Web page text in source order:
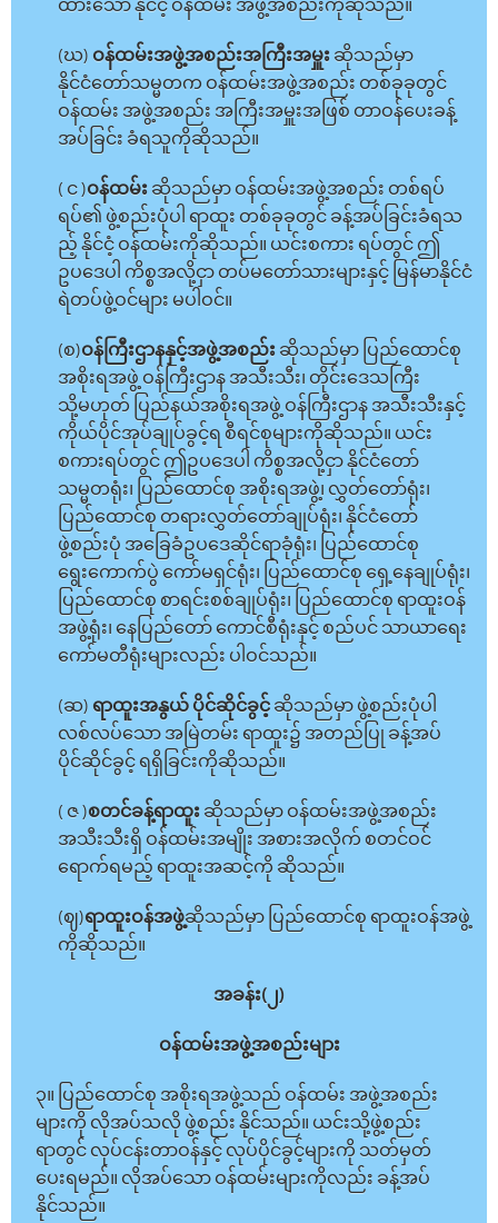
ထားသော နိုင်ငံ့ ဝန်ထမ်း အဖွဲ့အစည်းကိုဆိုသည်။
(ဃ) ဝန်ထမ်းအဖွဲ့အစည်းအကြီးအမှူး ဆိုသည်မှာ
နိုင်ငံတော်သမ္မတက ဝန်ထမ်းအဖွဲ့အစည်း တစ်ခုခုတွင်
ဝန်ထမ်း အဖွဲ့အစည်း အကြီးအမှူးအဖြစ် တာဝန်ပေးခန့်
အပ်ခြင်း ခံရသူကိုဆိုသည်။
( င )ဝန်ထမ်း ဆိုသည်မှာ ဝန်ထမ်းအဖွဲ့အစည်း တစ်ရပ်
ရပ်၏ ဖွဲ့စည်းပုံပါ ရာထူး တစ်ခုခုတွင် ခန့်အပ်ခြင်းခံရသ
ည့် နိုင်ငံ့ ဝန်ထမ်းကိုဆိုသည်။ ယင်းစကား ရပ်တွင် ဤ
ဥပဒေပါ ကိစ္စအလို့ငှာ တပ်မတော်သားများနှင့် မြန်မာနိုင်ငံ
ရဲတပ်ဖွဲ့ဝင်များ မပါဝင်။
(စ)ဝန်ကြီးဌာနနှင့်အဖွဲ့အစည်း ဆိုသည်မှာ ပြည်ထောင်စု
အစိုးရအဖွဲ့ ဝန်ကြီးဌာန အသီးသီး၊ တိုင်းဒေသကြီး
သို့မဟုတ် ပြည်နယ်အစိုးရအဖွဲ့ ဝန်ကြီးဌာန အသီးသီးနှင့်
ကိုယ်ပိုင်အုပ်ချုပ်ခွင့်ရ စီရင်စုများကိုဆိုသည်။ ယင်း
စကားရပ်တွင် ဤဥပဒေပါ ကိစ္စအလို့ငှာ နိုင်ငံတော်
သမ္မတရုံး၊ ပြည်ထောင်စု အစိုးရအဖွဲ့၊ လွှတ်တော်ရုံး၊
ပြည်ထောင်စု တရားလွှတ်တော်ချုပ်ရုံး၊ နိုင်ငံတော်
ဖွဲ့စည်းပုံ အခြေခံဥပဒေဆိုင်ရာခုံရုံး၊ ပြည်ထောင်စု
ရွေးကောက်ပွဲ ကော်မရှင်ရုံး၊ ပြည်ထောင်စု ရှေ့နေချုပ်ရုံး၊
ပြည်ထောင်စု စာရင်းစစ်ချုပ်ရုံး၊ ပြည်ထောင်စု ရာထူးဝန်
အဖွဲ့ရုံး၊ နေပြည်တော် ကောင်စီရုံးနှင့် စည်ပင် သာယာရေး
ကော်မတီရုံးများလည်း ပါဝင်သည်။
(ဆ) ရာထူးအနွယ် ပိုင်ဆိုင်ခွင့် ဆိုသည်မှာ ဖွဲ့စည်းပုံပါ
လစ်လပ်သော အမြဲတမ်း ရာထူး၌ အတည်ပြု ခန့်အပ်
ပိုင်ဆိုင်ခွင့် ရရှိခြင်းကိုဆိုသည်။
( ဇ )စတင်ခန့်ရာထူး ဆိုသည်မှာ ဝန်ထမ်းအဖွဲ့အစည်း
အသီးသီးရှိ ဝန်ထမ်းအမျိုး အစားအလိုက် စတင်ဝင်
ရောက်ရမည့် ရာထူးအဆင့်ကို ဆိုသည်။
(ဈ)ရာထူးဝန်အဖွဲ့ဆိုသည်မှာ ပြည်ထောင်စု ရာထူးဝန်အဖွဲ့
ကိုဆိုသည်။
အခန်း(၂)
ဝန်ထမ်းအဖွဲ့အစည်းများ
၃။ ပြည်ထောင်စု အစိုးရအဖွဲ့သည် ဝန်ထမ်း အဖွဲ့အစည်း
များကို လိုအပ်သလို ဖွဲ့စည်း နိုင်သည်။ ယင်းသို့ဖွဲ့စည်း
ရာတွင် လုပ်ငန်းတာဝန်နှင့် လုပ်ပိုင်ခွင့်များကို သတ်မှတ်
ပေးရမည်။ လိုအပ်သော ဝန်ထမ်းများကိုလည်း ခန့်အပ်
နိုင်သည်။